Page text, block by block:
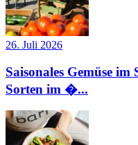
26. Juli 2026
Saisonales Gemüse
Sorten im �...